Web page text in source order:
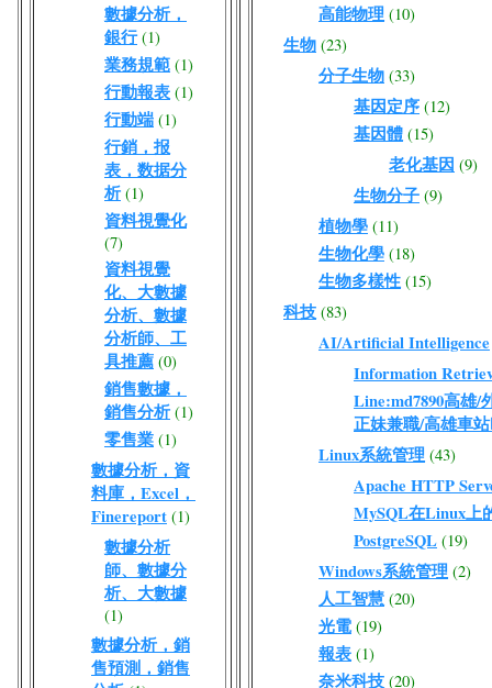
數據分析，
銀行 (1)
業務規範 (1)
行動報表 (1)
行動端 (1)
行銷，报
表，数据分
析 (1)
資料視覺化
(7)
資料視覺
化、大數據
分析、數據
分析師、工
具推薦 (0)
銷售數據，
銷售分析 (1)
零售業 (1)
數據分析，資
料庫，Excel，
Finereport (1)
數據分析
師、數據分
析、大數據
(1)
數據分析，銷
售預測，銷售
高能物理 (10)
生物 (23)
分子生物 (33)
基因定序 (12)
基因體 (15)
老化基因 (9)
生物分子 (9)
植物學 (11)
生物化學 (18)
生物多樣性 (15)
科技 (83)
AI/Artificial Intelligence
Information
Line:md7890高雄/
正妹兼職/高雄車
Linux系統管理 (43)
Apache HTTP
MySQL在Linux上
PostgreSQL (19)
Windows系統管理 (2)
人工智慧 (20)
光電 (19)
報表 (1)
奈米科技 (20)